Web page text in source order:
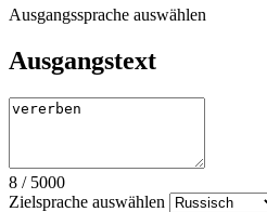
Ausgangssprache auswählen
Ausgangstext
8 / 5000
Zielsprache auswählen